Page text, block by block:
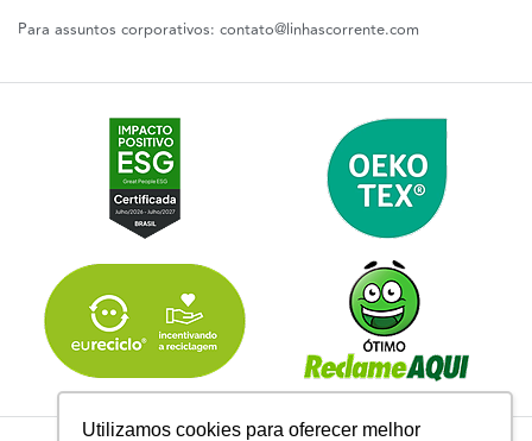
Utilizamos cookies para oferecer melhor
Para assuntos corporativos: contato@linhascorrente.com